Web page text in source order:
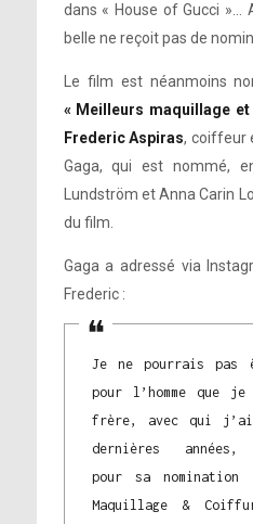
dans « House of Gucci »…
belle ne reçoit pas de
Le film est néanmoins
« Meilleurs maquillage
Frederic Aspiras, coiffeur
Gaga, qui est nommé,
Lundström et Anna Carin
du film.
Gaga a adressé via
Frederic :
Je ne pourrais pas
pour l’homme que je
frère, avec qui
dernières années,
pour sa
Maquillage &